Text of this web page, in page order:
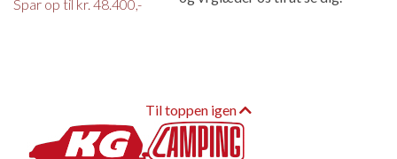
Spar op til kr. 48.400,-
Til toppen igen